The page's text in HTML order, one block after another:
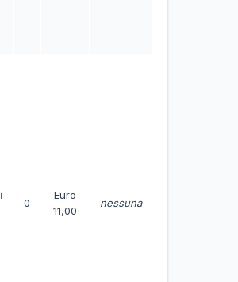
0
Euro
11,00
nessuna